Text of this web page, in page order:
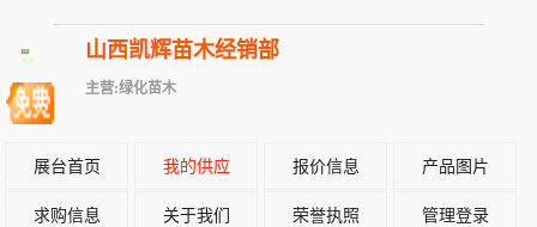
山西凯辉苗木经销部
主营:绿化苗木
展台首页 我的供应 报价信息 产品图片
求购信息 关于我们 荣誉执照 管理登录